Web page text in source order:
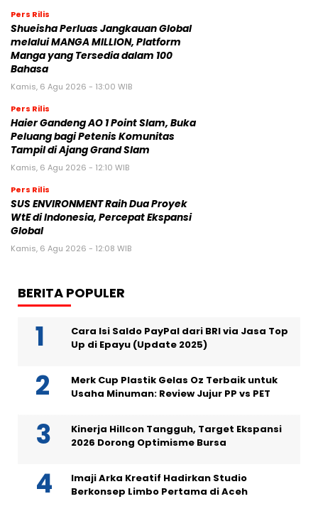
Pers Rilis
Shueisha Perluas Jangkauan Global
melalui MANGA MILLION, Platform
Manga yang Tersedia dalam 100
Bahasa
Kamis, 6 Agu 2026 - 13:00 WIB
Pers Rilis
Haier Gandeng AO 1 Point Slam, Buka
Peluang bagi Petenis Komunitas
Tampil di Ajang Grand Slam
Kamis, 6 Agu 2026 - 12:10 WIB
Pers Rilis
SUS ENVIRONMENT Raih Dua Proyek
WtE di Indonesia, Percepat Ekspansi
Global
Kamis, 6 Agu 2026 - 12:08 WIB
BERITA POPULER
Cara Isi Saldo PayPal dari BRI via Jasa Top
Up di Epayu (Update 2025)
Merk Cup Plastik Gelas Oz Terbaik untuk
Usaha Minuman: Review Jujur PP vs PET
Kinerja Hillcon Tangguh, Target Ekspansi
2026 Dorong Optimisme Bursa
Imaji Arka Kreatif Hadirkan Studio
Berkonsep Limbo Pertama di Aceh